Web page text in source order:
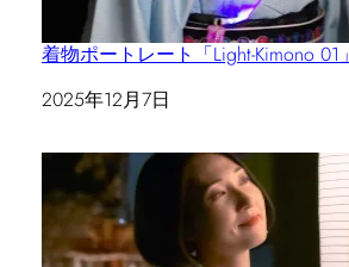
着物ポートレート「Light-Kimono 01」
日付
2025年12月7日